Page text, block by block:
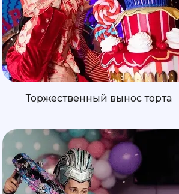
Торжественный вынос торта